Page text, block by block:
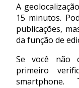
A
15 minutos.
publicações,
da função de
Se você não
primeiro